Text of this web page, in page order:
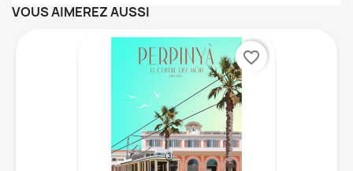
VOUS AIMEREZ AUSSI
favorite_border